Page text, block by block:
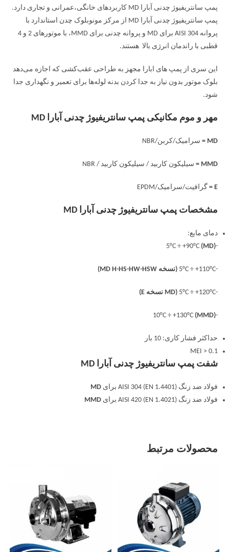
پمپ سانتریفیوژ چدنی آبارا MD کاربردهای خانگی،عمرانی و تجاری دارد.
پمپ سانتریفیوژ چدنی آبارا MD از مرکز مونوبلوک چدن استاندارد با
پروانه AISI 304 برای MD و پروانه چدنی برای MMD، با موتورهای 2 و 4
قطبی با راندمان انرژی بالا هستند.
این سری از پمپ های ابارا مجهز به طراحی عقب‌کشی که اجازه می‌دهد
بلوک موتور بدون نیاز به جدا کردن بدنه لوله‌ها برای تعمیر و نگهداری جدا
شود.
مهر و موم مکانیکی پمپ سانتریفیوژ چدنی آبارا MD
MD = سرامیک/کربن/NBR
MMD = سیلیکون کاربید / سیلیکون کاربید / NBR
E = گرافیت/سرامیک/EPDM
مشخصات پمپ سانتریفیوژ چدنی آبارا MD
دمای مایع:
-5°C ÷ +90°C
(MD)
-5°C ÷ +110°C (نسخه MD H-HS-HW-HSW)
-5°C ÷ +120°C (MD نسخه E)
-10°C ÷ +130°C
(MMD)
حداکثر فشار کاری: 10 بار
MEI > 0.1
شفت پمپ سانتریفیوژ چدنی آبارا MD
فولاد ضد زنگ AISI 304 (EN 1.4401) برای
MD
فولاد ضد زنگ AISI 420 (EN 1.4021) برای
MMD
محصولات مرتبط